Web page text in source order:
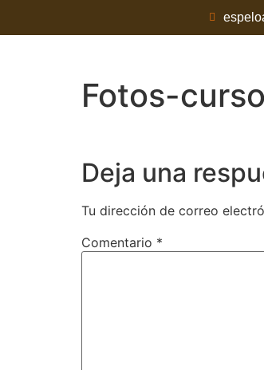
Fotos-
Deja una
Tu dirección de correo
Comentario *